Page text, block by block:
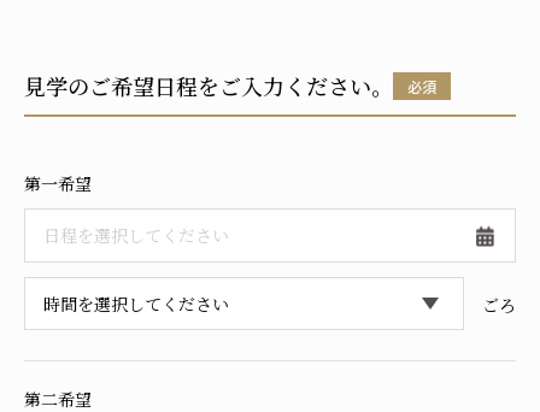
運営会社
プライバシーポリシー
採用情報
見学のご希望日程をご入力ください。 必須
第一希望
ごろ
第二希望